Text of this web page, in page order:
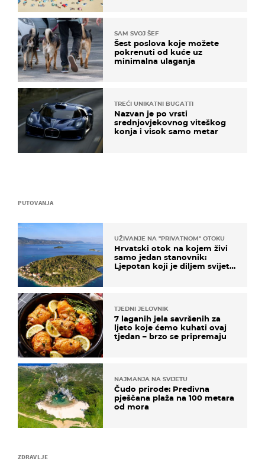
ZDRAVLJE
PUTOVANJA
UŽIVANJE NA "PRIVATNOM" OTOKU
Hrvatski otok na kojem živi
samo jedan stanovnik:
Ljepotan koji je diljem svijeta
TJEDNI JELOVNIK
7 laganih jela savršenih za
ljeto koje ćemo kuhati ovaj
tjedan – brzo se pripremaju
NAJMANJA NA SVIJETU
Čudo prirode: Predivna
pješčana plaža na 100 metara
od mora
SAM SVOJ ŠEF
Šest poslova koje možete
pokrenuti od kuće uz
minimalna ulaganja
TREĆI UNIKATNI BUGATTI
Nazvan je po vrsti
srednjovjekovnog viteškog
konja i visok samo metar